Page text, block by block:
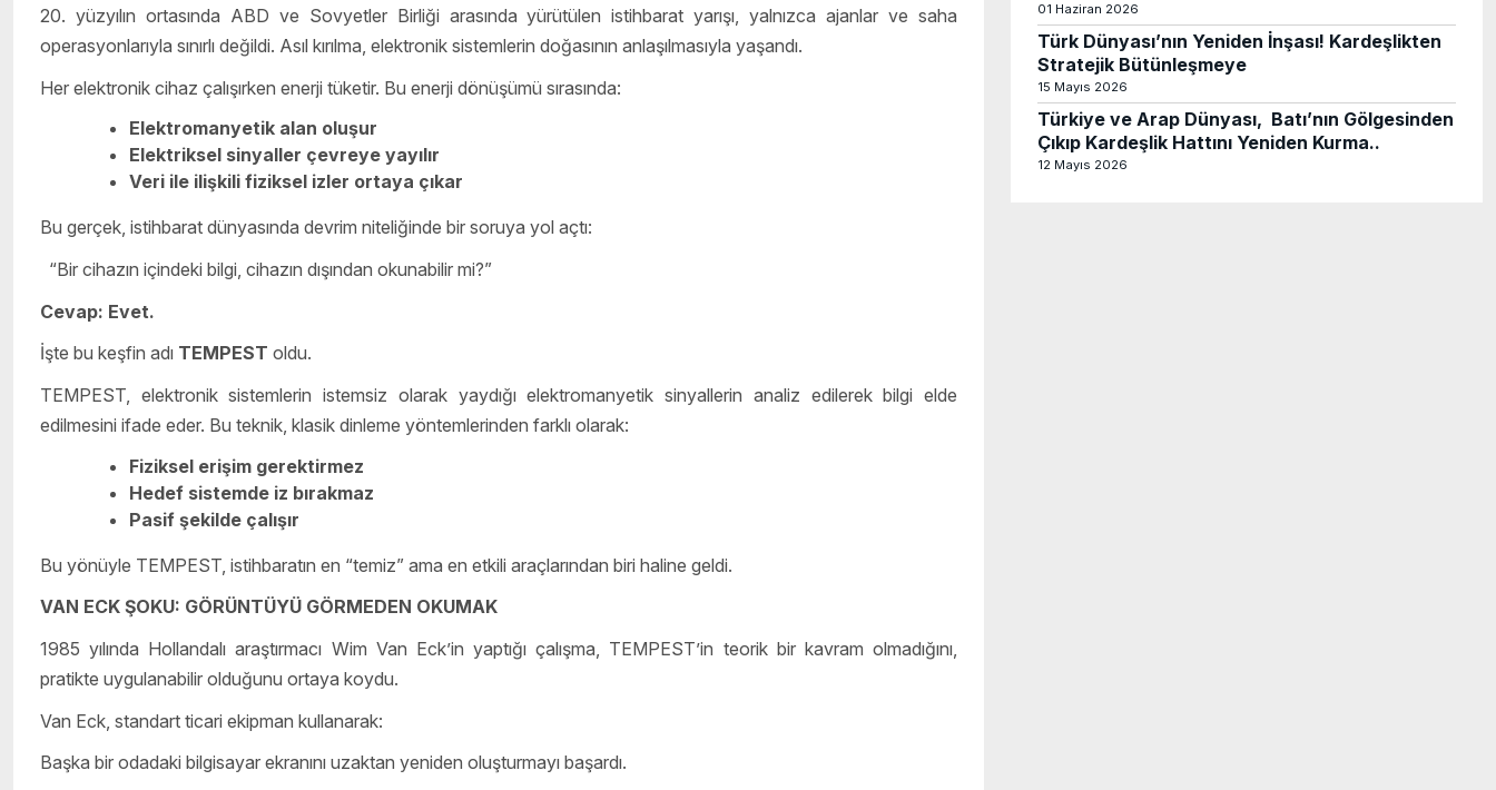
20. yüzyılın ortasında ABD ve Sovyetler Birliği arasında yürütülen istihbarat yarışı, yalnızca ajanlar ve saha
operasyonlarıyla sınırlı değildi. Asıl kırılma, elektronik sistemlerin doğasının anlaşılmasıyla yaşandı.
Her elektronik cihaz çalışırken enerji tüketir. Bu enerji dönüşümü sırasında:
Elektromanyetik alan oluşur
Elektriksel sinyaller çevreye yayılır
Veri ile ilişkili fiziksel izler ortaya çıkar
Bu gerçek, istihbarat dünyasında devrim niteliğinde bir soruya yol açtı:
“Bir cihazın içindeki bilgi, cihazın dışından okunabilir mi?”
Cevap: Evet.
İşte bu keşfin adı TEMPEST oldu.
TEMPEST, elektronik sistemlerin istemsiz olarak yaydığı elektromanyetik sinyallerin analiz edilerek bilgi elde
edilmesini ifade eder. Bu teknik, klasik dinleme yöntemlerinden farklı olarak:
Fiziksel erişim gerektirmez
Hedef sistemde iz bırakmaz
Pasif şekilde çalışır
Bu yönüyle TEMPEST, istihbaratın en “temiz” ama en etkili araçlarından biri haline geldi.
VAN ECK ŞOKU: GÖRÜNTÜYÜ GÖRMEDEN OKUMAK
1985 yılında Hollandalı araştırmacı Wim Van Eck’in yaptığı çalışma, TEMPEST’in teorik bir kavram olmadığını,
pratikte uygulanabilir olduğunu ortaya koydu.
Van Eck, standart ticari ekipman kullanarak:
Başka bir odadaki bilgisayar ekranını uzaktan yeniden oluşturmayı başardı.
01 Haziran 2026
Türk Dünyası’nın Yeniden İnşası! Kardeşlikten
Stratejik Bütünleşmeye
15 Mayıs 2026
Türkiye ve Arap Dünyası, Batı’nın Gölgesinden
Çıkıp Kardeşlik Hattını Yeniden Kurma..
12 Mayıs 2026